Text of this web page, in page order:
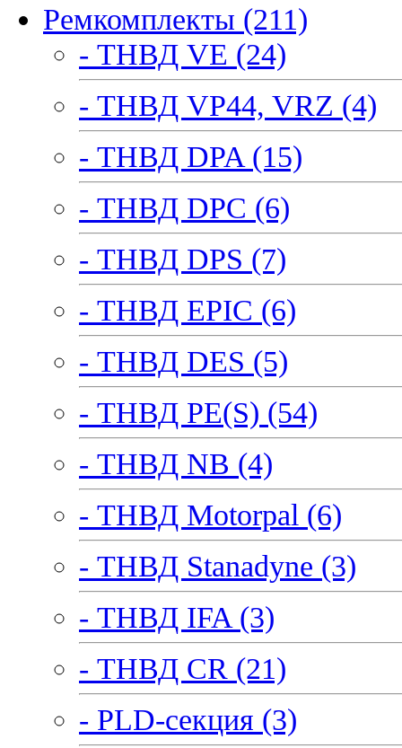
Ремкомплекты (211)
- ТНВД VE (24)
- ТНВД VP44, VRZ (4)
- ТНВД DPA (15)
- ТНВД DPC (6)
- ТНВД DPS (7)
- ТНВД EPIC (6)
- ТНВД DES (5)
- ТНВД PE(S) (54)
- ТНВД NB (4)
- ТНВД Motorpal (6)
- ТНВД Stanadyne (3)
- ТНВД IFA (3)
- ТНВД CR (21)
- PLD-секция (3)